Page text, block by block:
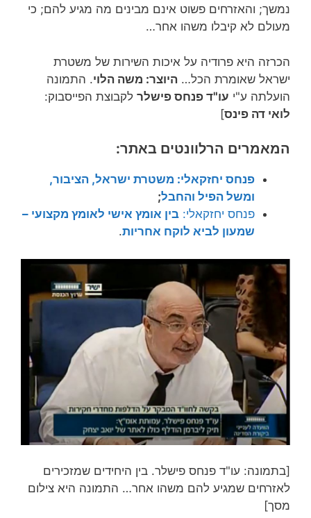
נמשך; והאזרחים פשוט אינם מבינים מה מגיע להם; כי
מעולם לא קיבלו משהו אחר…
הכרזה היא פרודיה על איכות השירות של משטרת
ישראל שאומרת הכל… היוצר: משה הלוי. התמונה
הועלתה ע"י עו"ד פנחס פישלר לקבוצת הפייסבוק:
לואי דה פינס]
המאמרים הרלוונטים באתר:
פנחס יחזקאלי: משטרת ישראל, הציבור,
ומשל הפיל והחבל;
פנחס יחזקאלי: בין אומץ אישי לאומץ מקצועי –
שמעון לביא לוקח אחריות.
[בתמונה: עו"ד פנחס פישלר. בין היחידים שמזכירים
לאזרחים שמגיע להם משהו אחר… התמונה היא צילום
מסך]